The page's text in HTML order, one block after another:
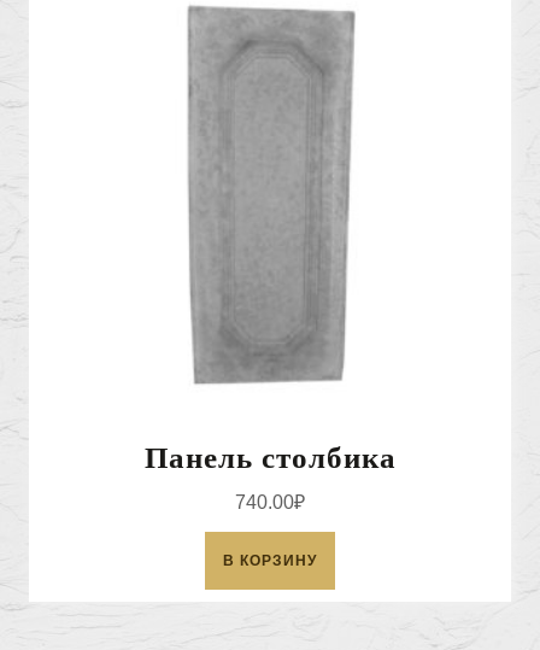
Панель столбика
740.00₽
В КОРЗИНУ